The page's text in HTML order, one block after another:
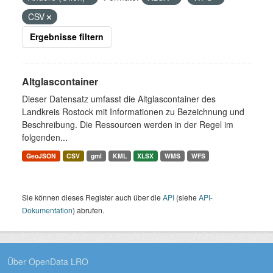
CSV
Ergebnisse filtern
Altglascontainer
Dieser Datensatz umfasst die Altglascontainer des
Landkreis Rostock mit Informationen zu Bezeichnung und
Beschreibung. Die Ressourcen werden in der Regel im
folgenden...
GeoJSON CSV gml KML XLSX WMS WFS
Sie können dieses Register auch über dieAPI (sieheAPI-
Dokumentation) abrufen.
Über OpenData LRO